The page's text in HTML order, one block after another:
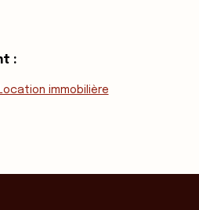
:
Location immobilière